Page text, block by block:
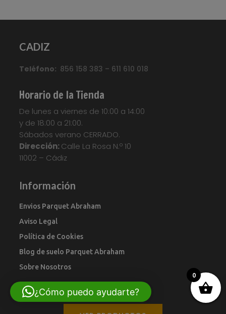
CADIZ
Teléfono: 856 158 383 – 611 610 018
Horario de la Tienda
De lunes a viernes de 10:00 a 14:00
y de 18:00 a 21:00.
Sábados verano CERRADO.
Dirección:Calle La Rosa N.º 10
11002 – Cádiz
Información
Envios Parquet Abraham
Aviso Legal
Política de Cookies
Blog de suelo Parquet Abraham
Sobre Nosotros
0
¿Cómo puedo ayudarte?